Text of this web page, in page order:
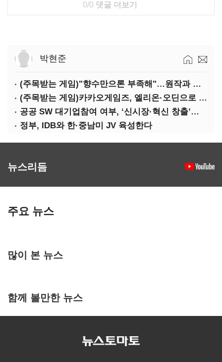
0/0 댓글 더보기
박현준
(주목받는 게임)"향수만으론 부족해"…원작과 차별화 성공한 '리니지M'
(주목받는 게임)카카오게임즈, 엘리온·오딘으로 MMORPG 투트랙 공세
공공 SW 대기업참여 여부, ‘신시장·혁신 창출’도 평가한다
정부, IDB와 한·중남미 JV 육성한다
뉴스리듬
주요 뉴스
많이 본 뉴스
함께 볼만한 뉴스